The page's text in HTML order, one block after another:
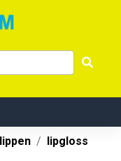
lippen lipgloss